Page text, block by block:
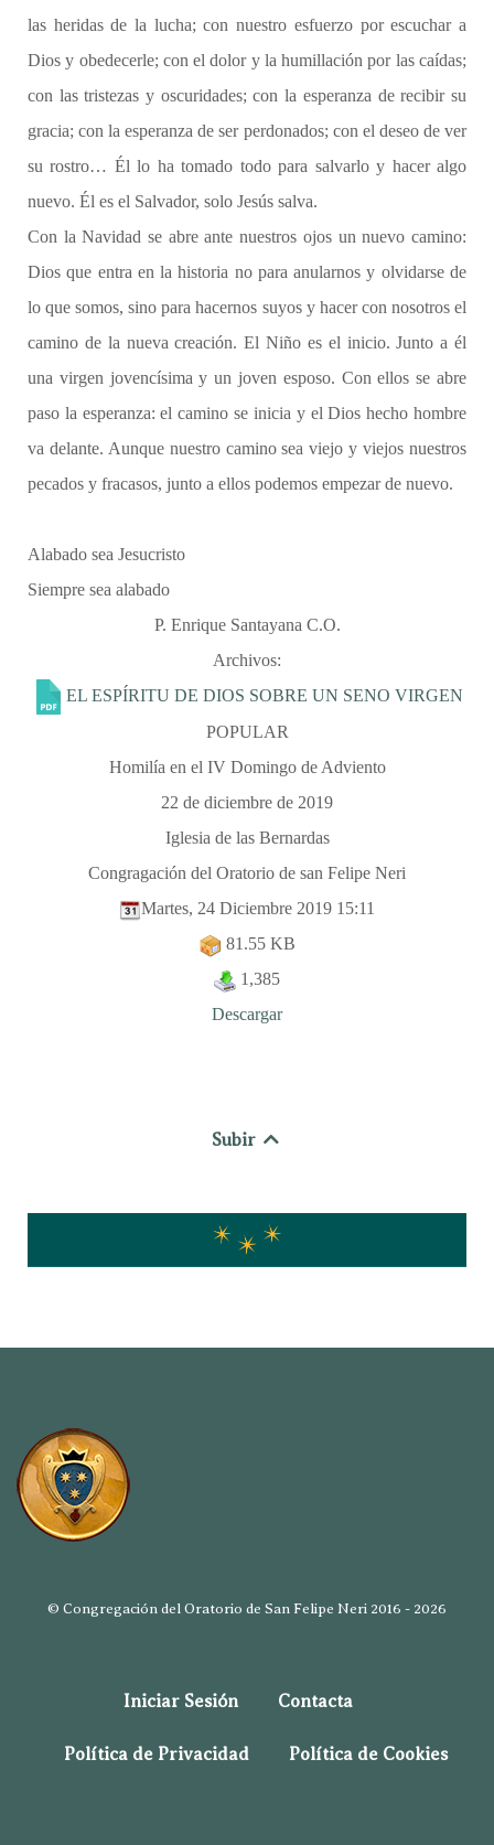
las heridas de la lucha; con nuestro esfuerzo por escuchar a
Dios y obedecerle; con el dolor y la humillación por las caídas;
con las tristezas y oscuridades; con la esperanza de recibir su
gracia; con la esperanza de ser perdonados; con el deseo de ver
su rostro… Él lo ha tomado todo para salvarlo y hacer algo
nuevo. Él es el Salvador, solo Jesús salva.
Con la Navidad se abre ante nuestros ojos un nuevo camino:
Dios que entra en la historia no para anularnos y olvidarse de
lo que somos, sino para hacernos suyos y hacer con nosotros el
camino de la nueva creación. El Niño es el inicio. Junto a él
una virgen jovencísima y un joven esposo. Con ellos se abre
paso la esperanza: el camino se inicia y el Dios hecho hombre
va delante. Aunque nuestro camino sea viejo y viejos nuestros
pecados y fracasos, junto a ellos podemos empezar de nuevo.
Alabado sea Jesucristo
Siempre sea alabado
P. Enrique Santayana C.O.
Archivos:
EL ESPÍRITU DE DIOS SOBRE UN SENO VIRGEN
POPULAR
Homilía en el IV Domingo de Adviento
22 de diciembre de 2019
Iglesia de las Bernardas
Congragación del Oratorio de san Felipe Neri
Martes, 24 Diciembre 2019 15:11
81.55 KB
1,385
Descargar
Subir
© Congregación del Oratorio de San Felipe Neri 2016 - 2026
Iniciar Sesión Contacta
Política de Privacidad Política de Cookies